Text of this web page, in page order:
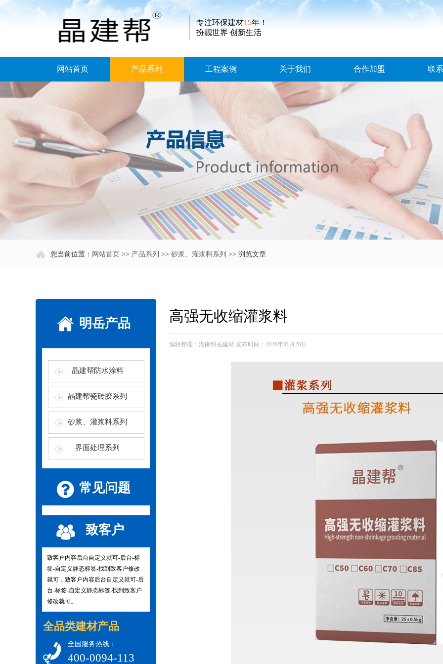
专注环保建材15年！
扮靓世界 创新生活
网站首页 产品系列 工程案例 关于我们 合作加盟 联
您当前位置： 网站首页 >> 产品系列 >> 砂浆、灌浆料系列 >> 浏览文章
明岳产品
晶建帮防水涂料
晶建帮瓷砖胶系列
砂浆、灌浆料系列
界面处理系列
常见问题
致客户
致客户内容后台自定义就可-后台-标
签-自定义静态标签-找到致客户修改
就可，致客户内容后台自定义就可-后
台-标签-自定义静态标签-找到致客户
修改就可。
全品类建材产品
全国服务热线：
400-0094-113
高强无收缩灌浆料
编辑整理：湖南明岳建材 发布时间：2026年01月20日